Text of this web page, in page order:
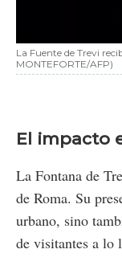
La Fuente de Trevi
MONTEFORTE/AFP)
El impacto
La Fontana de
de Roma. Su
urbano, sino
de visitantes a lo